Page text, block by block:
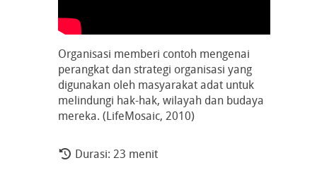
Organisasi memberi contoh mengenai
perangkat dan strategi organisasi yang
digunakan oleh masyarakat adat untuk
melindungi hak-hak, wilayah dan budaya
mereka. (LifeMosaic, 2010)
Durasi: 23 menit